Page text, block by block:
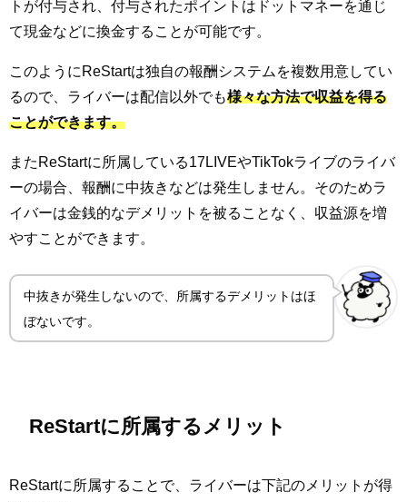
トが付与され、付与されたポイントはドットマネーを通じ
て現金などに換金することが可能です。
このようにReStartは独自の報酬システムを複数用意してい
るので、ライバーは配信以外でも様々な方法で収益を得る
ことができます。
またReStartに所属している17LIVEやTikTokライブのライバ
ーの場合、報酬に中抜きなどは発生しません。そのためラ
イバーは金銭的なデメリットを被ることなく、収益源を増
やすことができます。
中抜きが発生しないので、所属するデメリットはほ
ぼないです。
ReStartに所属するメリット
ReStartに所属することで、ライバーは下記のメリットが得